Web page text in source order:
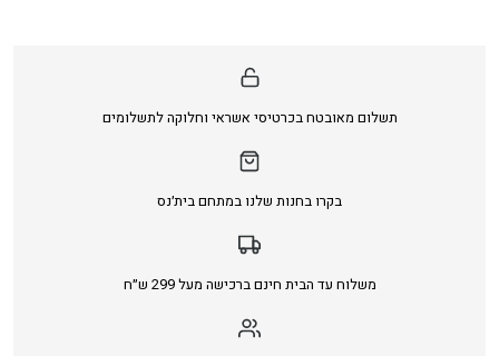
תשלום מאובטח בכרטיסי אשראי וחלוקה לתשלומים
בקרו בחנות שלנו במתחם בית׳נס
משלוח עד הבית חינם ברכישה מעל 299 ש״ח